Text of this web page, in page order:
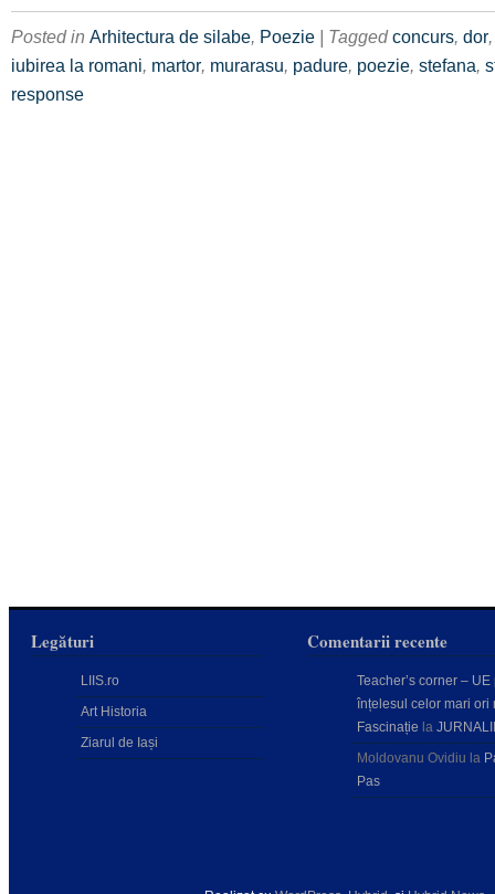
Posted in Arhitectura de silabe, Poezie | Taggedconcurs, dor
iubirea la romani, martor, murarasu, padure, poezie, stefana,
response
Legături
LIIS.ro
Art Historia
Ziarul de Iași
Comentarii recente
Teacher’s corner – UE
înțelesul celor mari ori
Fascinație la
Moldovanu Ovidiu la
Pas